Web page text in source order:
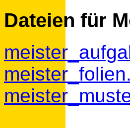
Dateien für